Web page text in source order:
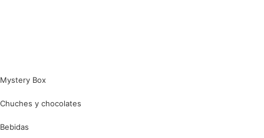
Mystery Box
Chuches y chocolates
Bebidas